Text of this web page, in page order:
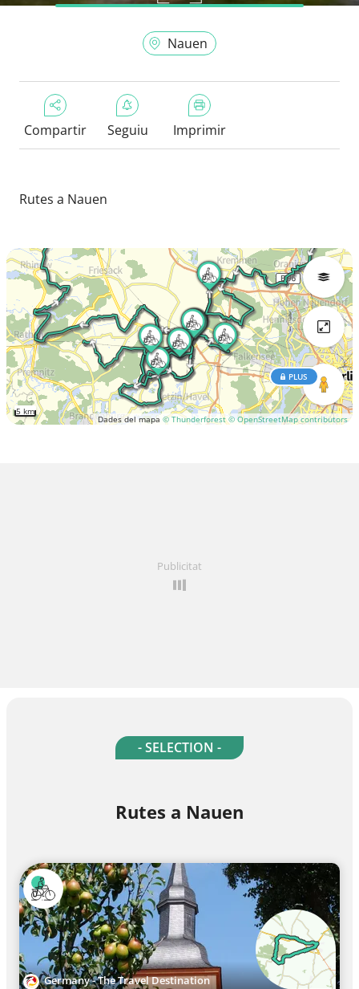
Nauen
Compartir Seguiu Imprimir
Rutes a Nauen
Dades del mapa © Thunderforest © OpenStreetMap contributors
PLUS
5 km
Publicitat
- SELECTION -
Rutes a Nauen
Germany - The Travel Destination